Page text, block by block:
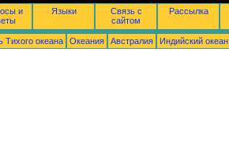
и
Языки
Связь с
сайтом
Рассылка
Tихого океана Океания Австралия Индийский океан